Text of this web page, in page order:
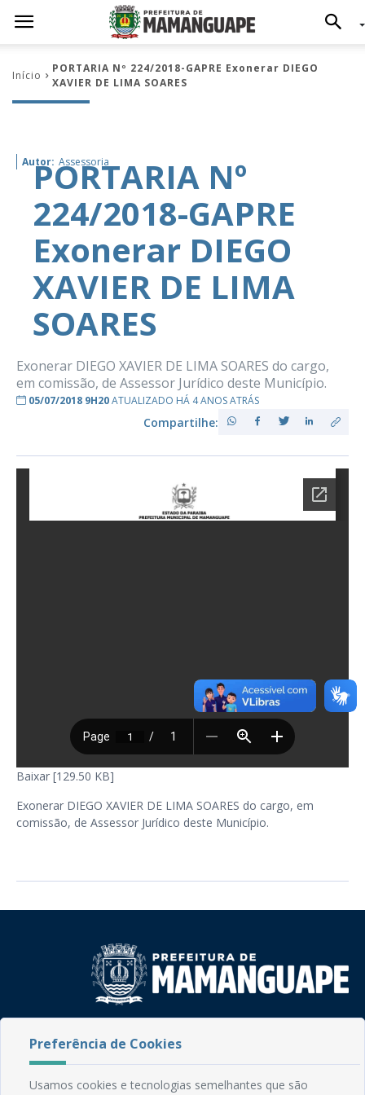
Início
PORTARIA Nº 224/2018-GAPRE Exonerar DIEGO
XAVIER DE LIMA SOARES
Autor: Assessoria
PORTARIA Nº
224/2018-GAPRE
Exonerar DIEGO
XAVIER DE LIMA
SOARES
Exonerar DIEGO XAVIER DE LIMA SOARES do cargo,
em comissão, de Assessor Jurídico deste Município.
05/07/2018 9H20ATUALIZADO HÁ 4 ANOS ATRÁS
Compartilhe:
Baixar [129.50 KB]
Exonerar DIEGO XAVIER DE LIMA SOARES do cargo, em
comissão, de Assessor Jurídico deste Município.
CEP: 58.280-000 - Mamanguape/PB
Fone: (83) 3292-2246
Email: comunicacao@mamanguape.pb.gov.br
Preferência de Cookies
Usamos cookies e tecnologias semelhantes que são